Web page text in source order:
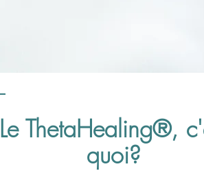
Le ThetaHealing®,
quoi?